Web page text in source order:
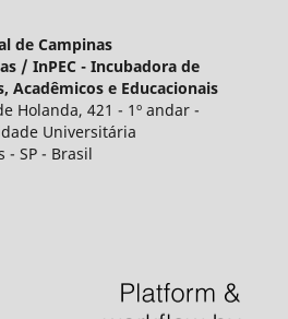
de Campinas
/ InPEC - Incubadora de
Acadêmicos e Educacionais
Holanda, 421 - 1º andar -
Universitária
- SP - Brasil